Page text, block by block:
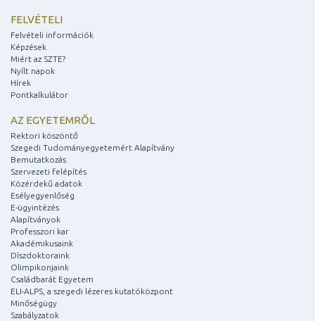
FELVÉTELI
Felvételi információk
Képzések
Miért az SZTE?
Nyílt napok
Hírek
Pontkalkulátor
AZ EGYETEMRŐL
Rektori köszöntő
Szegedi Tudományegyetemért Alapítvány
Bemutatkozás
Szervezeti felépítés
Közérdekű adatok
Esélyegyenlőség
E-ügyintézés
Alapítványok
Professzori kar
Akadémikusaink
Díszdoktoraink
Olimpikonjaink
Családbarát Egyetem
ELI-ALPS, a szegedi lézeres kutatóközpont
Minőségügy
Szabályzatok